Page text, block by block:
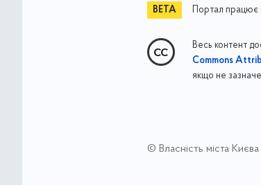
Портал працює
Весь контент
Commons
якщо не
© Власність міста Києва